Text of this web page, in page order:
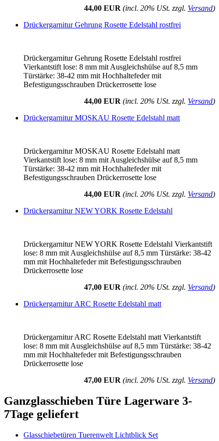
44,00 EUR (incl. 20% USt. zzgl. Versand)
Drückergarnitur Gehrung Rosette Edelstahl rostfrei
Drückergarnitur Gehrung Rosette Edelstahl rostfrei
Vierkantstift lose: 8 mm mit Ausgleichshülse auf 8,5 mm
Türstärke: 38-42 mm mit Hochhaltefeder mit
Befestigungsschrauben Drückerrosette lose
44,00 EUR (incl. 20% USt. zzgl. Versand)
Drückergarnitur MOSKAU Rosette Edelstahl matt
Drückergarnitur MOSKAU Rosette Edelstahl matt
Vierkantstift lose: 8 mm mit Ausgleichshülse auf 8,5 mm
Türstärke: 38-42 mm mit Hochhaltefeder mit
Befestigungsschrauben Drückerrosette lose
44,00 EUR (incl. 20% USt. zzgl. Versand)
Drückergarnitur NEW YORK Rosette Edelstahl
Drückergarnitur NEW YORK Rosette Edelstahl Vierkantstift
lose: 8 mm mit Ausgleichshülse auf 8,5 mm Türstärke: 38-42
mm mit Hochhaltefeder mit Befestigungsschrauben
Drückerrosette lose
47,00 EUR (incl. 20% USt. zzgl. Versand)
Drückergarnitur ARC Rosette Edelstahl matt
Drückergarnitur ARC Rosette Edelstahl matt Vierkantstift
lose: 8 mm mit Ausgleichshülse auf 8,5 mm Türstärke: 38-42
mm mit Hochhaltefeder mit Befestigungsschrauben
Drückerrosette lose
47,00 EUR (incl. 20% USt. zzgl. Versand)
Ganzglasschieben Türe Lagerware 3-
7Tage geliefert
Glasschiebetüren Tuerenwelt Lichtblick Set